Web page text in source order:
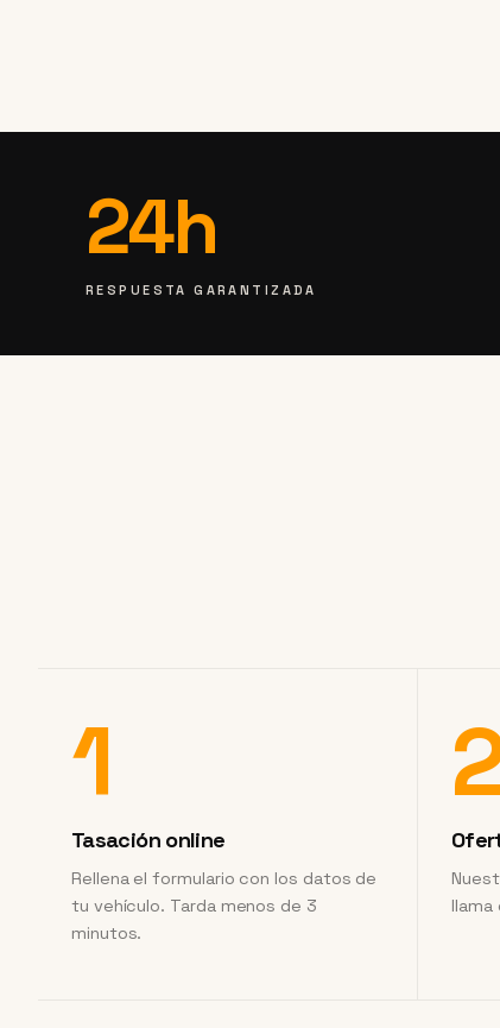
24h
RESPUESTA GARANTIZADA
1
Tasación online
Rellena el formulario con los datos de
tu vehículo. Tarda menos de 3
minutos.
llama